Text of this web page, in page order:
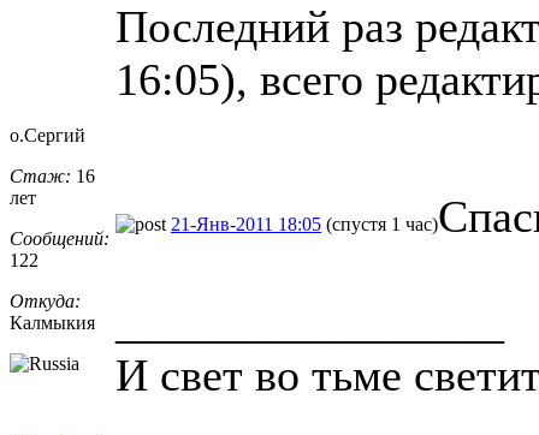
Последний раз
16:05), всего
о.Сергий
Стаж: 16
лет
Сообщений:
122
Откуда:
Калмыкия
21-Янв-2011 18:05 (спустя 1 час)
И свет во тьме